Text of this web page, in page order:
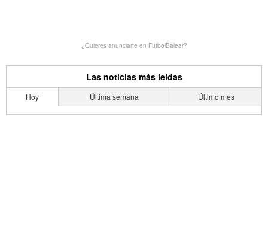
¿Quieres anunciarte en FutbolBalear?
Las noticias más leídas
Hoy Última semana Último mes